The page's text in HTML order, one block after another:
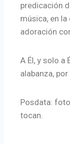
predicación
música, en la
adoración
A Él, y solo a
alabanza,
Posdata:
tocan.